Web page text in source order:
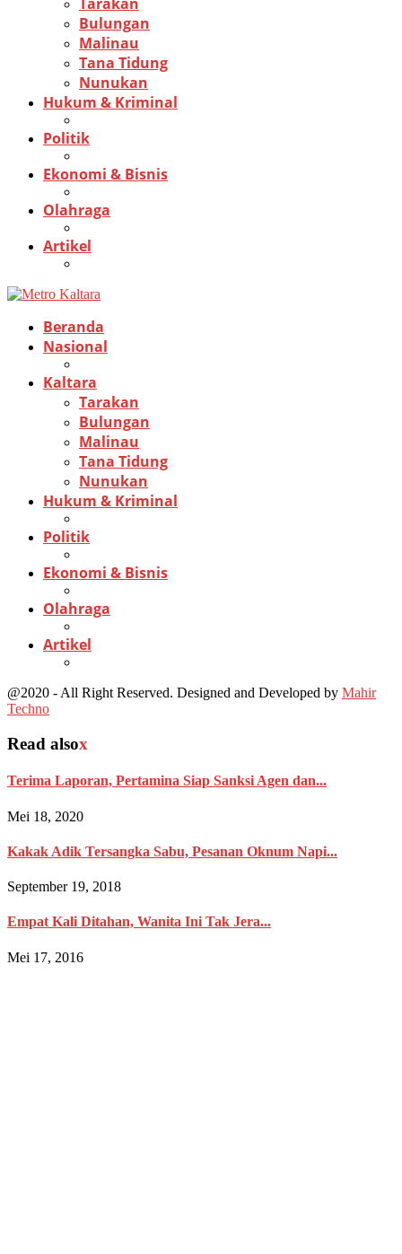
Tarakan
Bulungan
Malinau
Tana Tidung
Nunukan
Hukum & Kriminal
Politik
Ekonomi & Bisnis
Olahraga
Artikel
Beranda
Nasional
Kaltara
Tarakan
Bulungan
Malinau
Tana Tidung
Nunukan
Hukum & Kriminal
Politik
Ekonomi & Bisnis
Olahraga
Artikel
@2020 - All Right Reserved. Designed and Developed by Mahir
Techno
Read alsox
Terima Laporan, Pertamina Siap Sanksi Agen dan...
Mei 18, 2020
Kakak Adik Tersangka Sabu, Pesanan Oknum Napi...
September 19, 2018
Empat Kali Ditahan, Wanita Ini Tak Jera...
Mei 17, 2016